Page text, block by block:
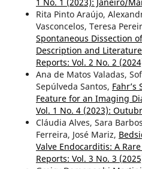
Rita Pinto Araújo,
Vasconcelos, Teresa
Spontaneous Dissection
Description and
Reports: Vol. 2 No. 2
Ana de Matos Valadas,
Sepúlveda Santos, Fahr’s
Feature for an Imaging
Vol. 1 No. 4 (2023):
Cláudia Alves, Sara
Ferreira, José Mariz,
Valve Endocarditis: A
Reports: Vol. 3 No. 3